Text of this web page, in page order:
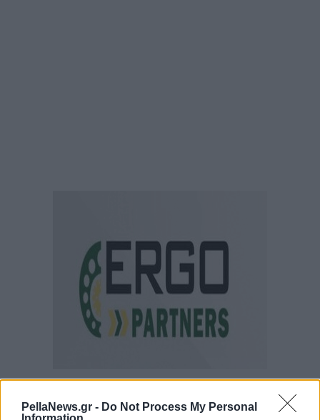
PellaNews.gr - Do Not Process My Personal